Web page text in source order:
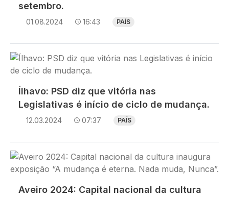
setembro.
01.08.2024 16:43 PAÍS
Imagem
Ílhavo: PSD diz que vitória nas
Legislativas é início de ciclo de mudança.
12.03.2024 07:37 PAÍS
Imagem
Aveiro 2024: Capital nacional da cultura